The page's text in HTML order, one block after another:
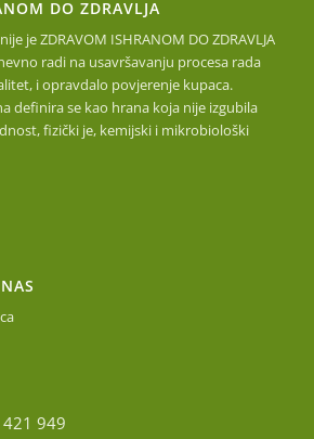
DO ZDRAVLJA
je ZDRAVOM ISHRANOM DO ZDRAVLJA
radi na usavršavanju procesa rada
i opravdalo povjerenje kupaca.
definira se kao hrana koja nije izgubila
fizički je, kemijski i mikrobiološki
949